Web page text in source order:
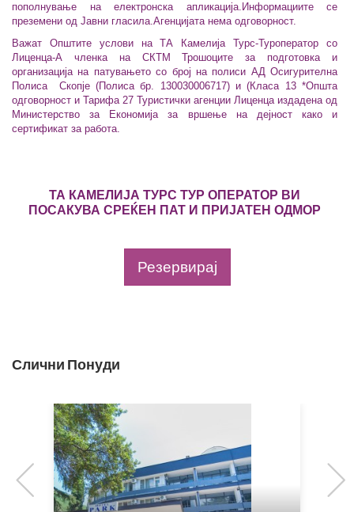
пополнување на електронска апликација.Информациите се
преземени од Јавни гласила.Агенцијата нема одговорност.
Важат Општите услови на ТА Камелија Турс-Туроператор со
Лиценца-А членка на СКТМ Трошоците за подготовка и
организација на патувањето со број на полиси АД Осигурителна
Полиса Скопје (Полиса бр. 130030006717) и (Класа 13 *Општа
одговорност и Тарифа 27 Туристички агенции Лиценца издадена од
Министерство за Економија за вршење на дејност како и
сертификат за работа.
ТА КАМЕЛИЈА ТУРС ТУР ОПЕРАТОР ВИ
ПОСАКУВА СРЕЌЕН ПАТ И ПРИЈАТЕН ОДМОР
Резервирај
Слични Понуди
Previous